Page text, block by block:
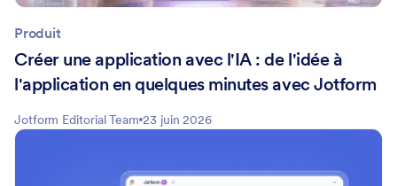
Produit
Créer une application avec l'IA : de l'idée à
l'application en quelques minutes avec Jotform
Jotform Editorial Team 23 juin 2026